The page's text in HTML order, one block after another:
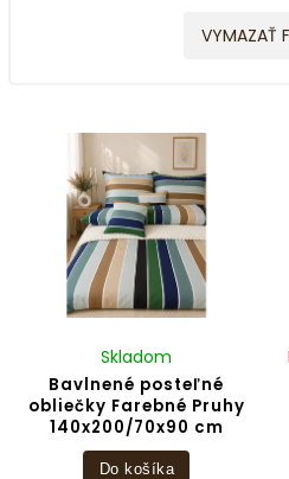
VYMAZAŤ
Bavlnené posteľné
obliečky Farebné Pruhy
140x200/70x90 cm
Skladom
Do košíka